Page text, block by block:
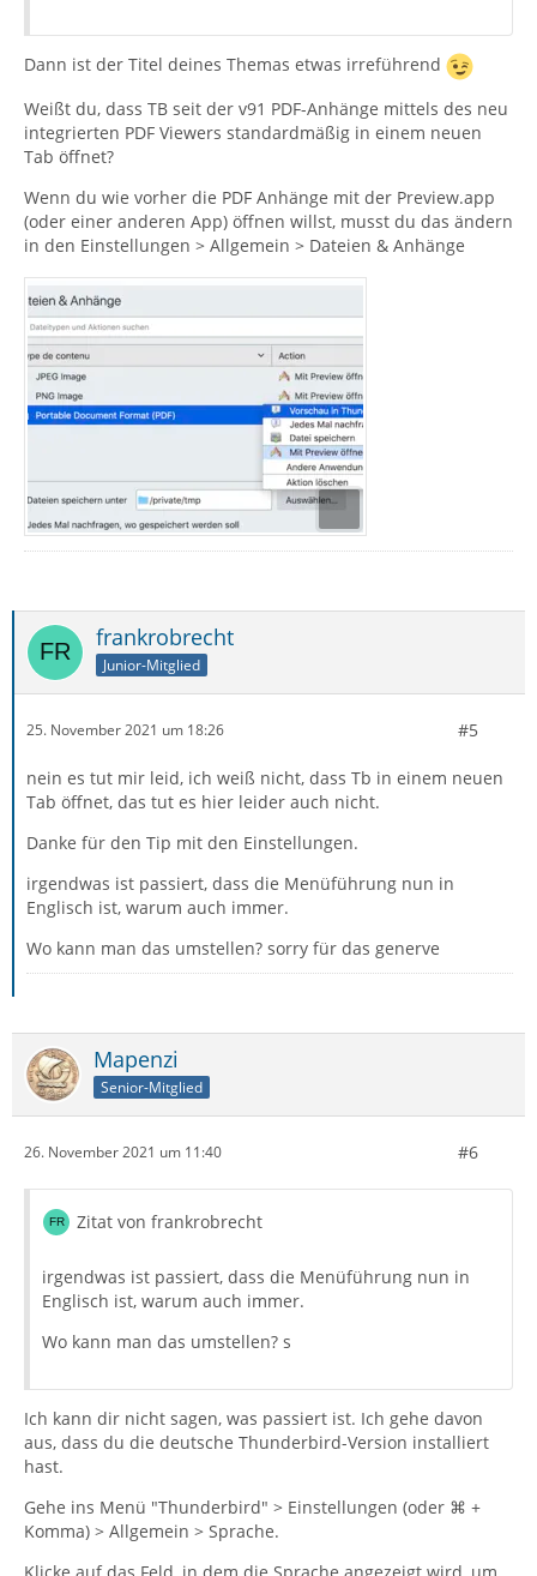
Dann ist der Titel deines Themas etwas irreführend
Weißt du, dass TB seit der v91 PDF-Anhänge mittels des neu
integrierten PDF Viewers standardmäßig in einem neuen
Tab öffnet?
Wenn du wie vorher die PDF Anhänge mit der Preview.app
(oder einer anderen App) öffnen willst, musst du das ändern
in den Einstellungen > Allgemein > Dateien & Anhänge
frankrobrecht
Junior-Mitglied
25. November 2021 um 18:26 #5
nein es tut mir leid, ich weiß nicht, dass Tb in einem neuen
Tab öffnet, das tut es hier leider auch nicht.
Danke für den Tip mit den Einstellungen.
irgendwas ist passiert, dass die Menüführung nun in
Englisch ist, warum auch immer.
Wo kann man das umstellen? sorry für das generve
Mapenzi
Senior-Mitglied
26. November 2021 um 11:40 #6
Zitat von frankrobrecht
irgendwas ist passiert, dass die Menüführung nun in
Englisch ist, warum auch immer.
Wo kann man das umstellen? s
Ich kann dir nicht sagen, was passiert ist. Ich gehe davon
aus, dass du die deutsche Thunderbird-Version installiert
hast.
Gehe ins Menü "Thunderbird" > Einstellungen (oder ⌘ +
Komma) > Allgemein > Sprache.